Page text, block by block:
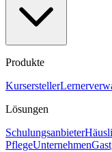
Produkte
Kursersteller
Lösungen
Schulungsanbieter
PflegeUnternehmen